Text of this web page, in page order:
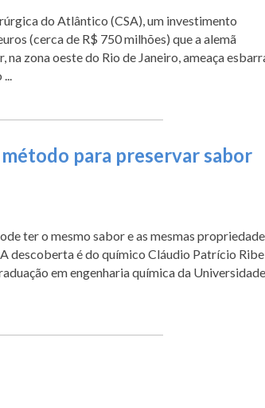
do Atlântico (CSA), um investimento
(cerca de R$ 750 milhões) que a alemã
na zona oeste do Rio de Janeiro, ameaça
para preservar sabor
ter o mesmo sabor e as mesmas
descoberta é do químico Cláudio Patrício
em engenharia química da Universidade